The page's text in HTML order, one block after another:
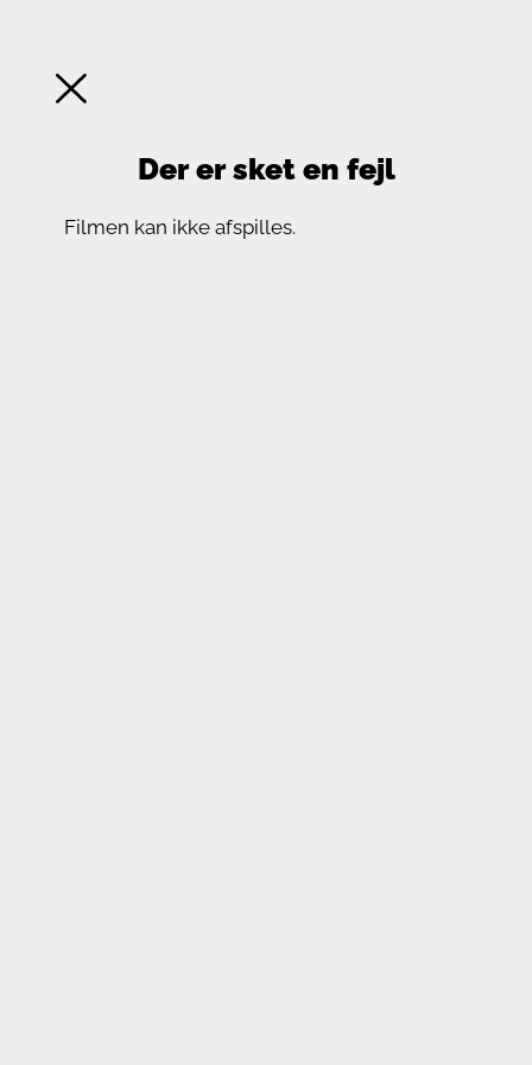
Der er sket en fejl
Filmen kan ikke afspilles.